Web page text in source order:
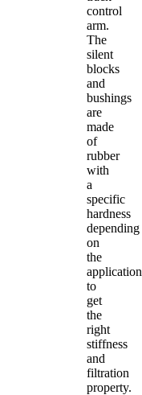
control
arm.
The
silent
blocks
and
bushings
are
made
of
rubber
with
a
specific
hardness
depending
on
the
application
to
get
the
right
stiffness
and
filtration
property.